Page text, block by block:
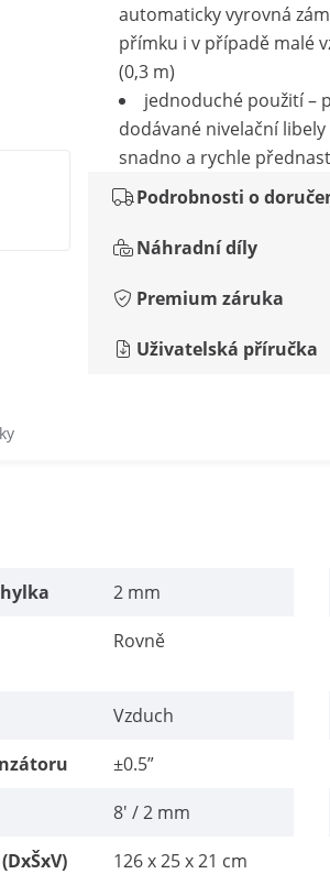
automaticky vyrovná
přímku i v případě malé
(0,3 m)
jednoduché použití –
dodávané nivelační
snadno a rychle
Podrobnosti o
Náhradní díly
Premium záruka
Uživatelská příručka
2 mm
Rovně
Vzduch
±0.5”
8' / 2 mm
126 x 25 x 21 cm